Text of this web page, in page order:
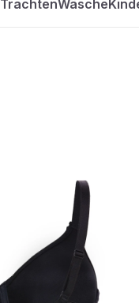
TrachtenWäsche